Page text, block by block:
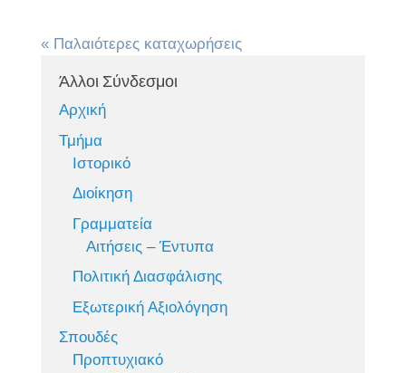
« Παλαιότερες καταχωρήσεις
Άλλοι Σύνδεσμοι
Αρχική
Τμήμα
Ιστορικό
Διοίκηση
Γραμματεία
Αιτήσεις – Έντυπα
Πολιτική Διασφάλισης
Εξωτερική Αξιολόγηση
Σπουδές
Προπτυχιακό